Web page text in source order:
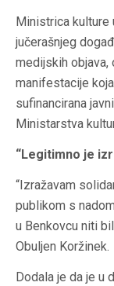
Ministrica kulture
jučerašnjeg
medijskih objava,
manifestacije
sufinancirana
Ministarstva
“Legitimno je
“Izražavam
publikom s
u Benkovcu niti
Obuljen Koržinek.
Dodala je da je u